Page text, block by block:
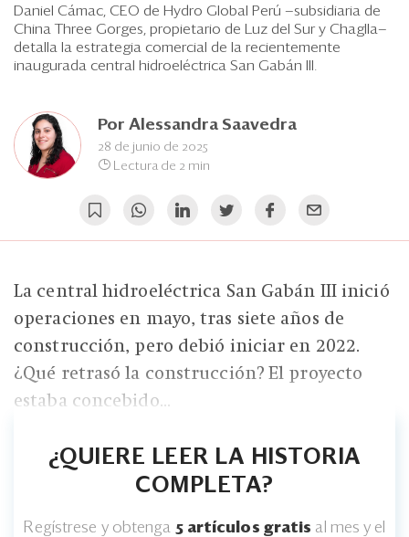
Ranking CEO
Edición Impresa
Daniel Cámac, CEO de Hydro Global Perú —subsidiaria de
China Three Gorges, propietario de Luz del Sur y Chaglla—
detalla la estrategia comercial de la recientemente
inaugurada central hidroeléctrica San Gabán III.
Por Alessandra Saavedra
28 de junio de 2025
Lectura de 2 min
La central hidroeléctrica San Gabán III inició
operaciones en mayo, tras siete años de
construcción, pero debió iniciar en 2022.
¿Qué retrasó la construcción? El proyecto
estaba concebido...
¿QUIERE LEER LA HISTORIA
COMPLETA?
Regístrese y obtenga 5 artículos gratis al mes y el